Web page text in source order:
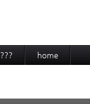
??? home